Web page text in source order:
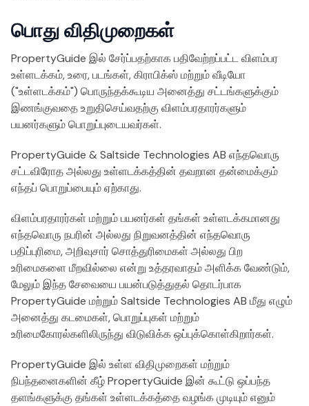
பொது விதிமுறைகள்
PropertyGuide இல் சேர்ப்பதற்காக பதிவேற்றப்பட்ட விளம்பர
உள்ளடக்கம், உரை, படங்கள், கிராபிக்ஸ் மற்றும் வீடியோ
("உள்ளடக்கம்") பொருந்தக்கூடிய அனைத்து சட்டங்களுக்கும்
இணங்குவதை உறுதிசெய்வதற்கு விளம்பரதாரர்களும்
பயனர்களும் பொறுப்புடையவர்கள்.
PropertyGuide & Saltside Technologies AB எந்தவொரு
சட்டவிரோத அல்லது உள்ளடக்கத்தின் தவறான தன்மைக்கும்
எந்தப் பொறுப்பையும் ஏற்காது.
விளம்பரதாரர்கள் மற்றும் பயனர்கள் தங்கள் உள்ளடக்கமானது
எந்தவொரு நபரின் அல்லது நிறுவனத்தின் எந்தவொரு
பதிப்புரிமை, அறிவுசார் சொத்துரிமைகள் அல்லது பிற
உரிமைகளை மீறவில்லை என்று உத்தரவாதம் அளிக்க வேண்டும்,
மேலும் இந்த சேவையை பயன்படுத்துதல் தொடர்பாக
PropertyGuide மற்றும் Saltside Technologies AB மீது எழும்
அனைத்து கடமைகள், பொறுப்புகள் மற்றும்
உரிமைகோரல்களிலிருந்து விடுவிக்க ஒப்புக்கொள்கிறார்கள்.
PropertyGuide இல் உள்ள விதிமுறைகள் மற்றும்
நிபந்தனைகளின் கீழ் PropertyGuide இன் கூட்டு ஒப்பந்த
தளங்களுக்கு தங்கள் உள்ளடக்கத்தை வழங்க முடியும் எனும்